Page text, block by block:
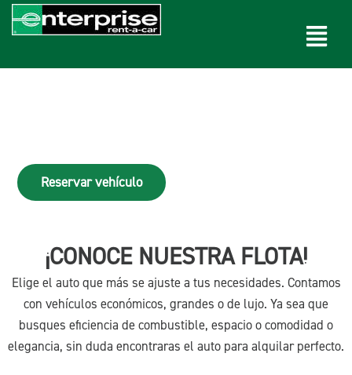
Menú
Reservar vehículo
¡CONOCE NUESTRA FLOTA!
Elige el auto que más se ajuste a tus necesidades. Contamos
con vehículos económicos, grandes o de lujo. Ya sea que
busques eficiencia de combustible, espacio o comodidad o
elegancia, sin duda encontraras el auto para alquilar perfecto.